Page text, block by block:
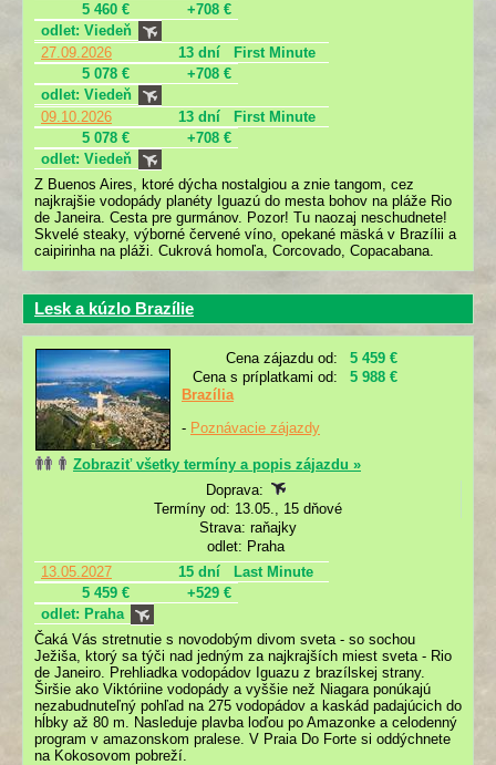
5 460 €
+708 €
odlet: Viedeň
27.09.2026
13 dní
First Minute
5 078 €
+708 €
odlet: Viedeň
09.10.2026
13 dní
First Minute
5 078 €
+708 €
odlet: Viedeň
Z Buenos Aires, ktoré dýcha nostalgiou a znie tangom, cez
najkrajšie vodopády planéty Iguazú do mesta bohov na pláže Rio
de Janeira. Cesta pre gurmánov. Pozor! Tu naozaj neschudnete!
Skvelé steaky, výborné červené víno, opekané mäská v Brazílii a
caipirinha na pláži. Cukrová homoľa, Corcovado, Copacabana.
Lesk a kúzlo Brazílie
Cena zájazdu od:
5 459 €
Cena s príplatkami od:
5 988 €
Brazília
- Poznávacie zájazdy
Zobraziť všetky termíny a popis zájazdu »
Doprava:
Termíny od: 13.05., 15 dňové
Strava: raňajky
odlet: Praha
13.05.2027
15 dní
Last Minute
5 459 €
+529 €
odlet: Praha
Čaká Vás stretnutie s novodobým divom sveta - so sochou
Ježiša, ktorý sa týči nad jedným za najkrajších miest sveta - Rio
de Janeiro. Prehliadka vodopádov Iguazu z brazílskej strany.
Širšie ako Viktóriine vodopády a vyššie než Niagara ponúkajú
nezabudnuteľný pohľad na 275 vodopádov a kaskád padajúcich do
hĺbky až 80 m. Nasleduje plavba loďou po Amazonke a celodenný
program v amazonskom pralese. V Praia Do Forte si oddýchnete
na Kokosovom pobreží.